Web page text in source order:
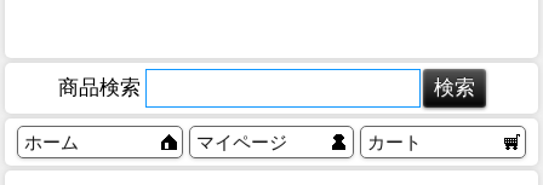
商品検索
ホーム マイページ カート